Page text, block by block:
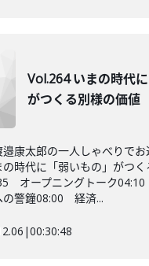
Vol.264 いまの時代に
がつくる別様の価値
康太郎の一人しゃべりで
時代に「弱いもの」がつく
オープニングトーク
の警鐘08:00 経済...
|00:30:48